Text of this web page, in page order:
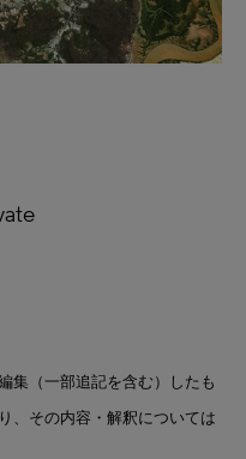
集（一部追記を含む）したも
、その内容・解釈については